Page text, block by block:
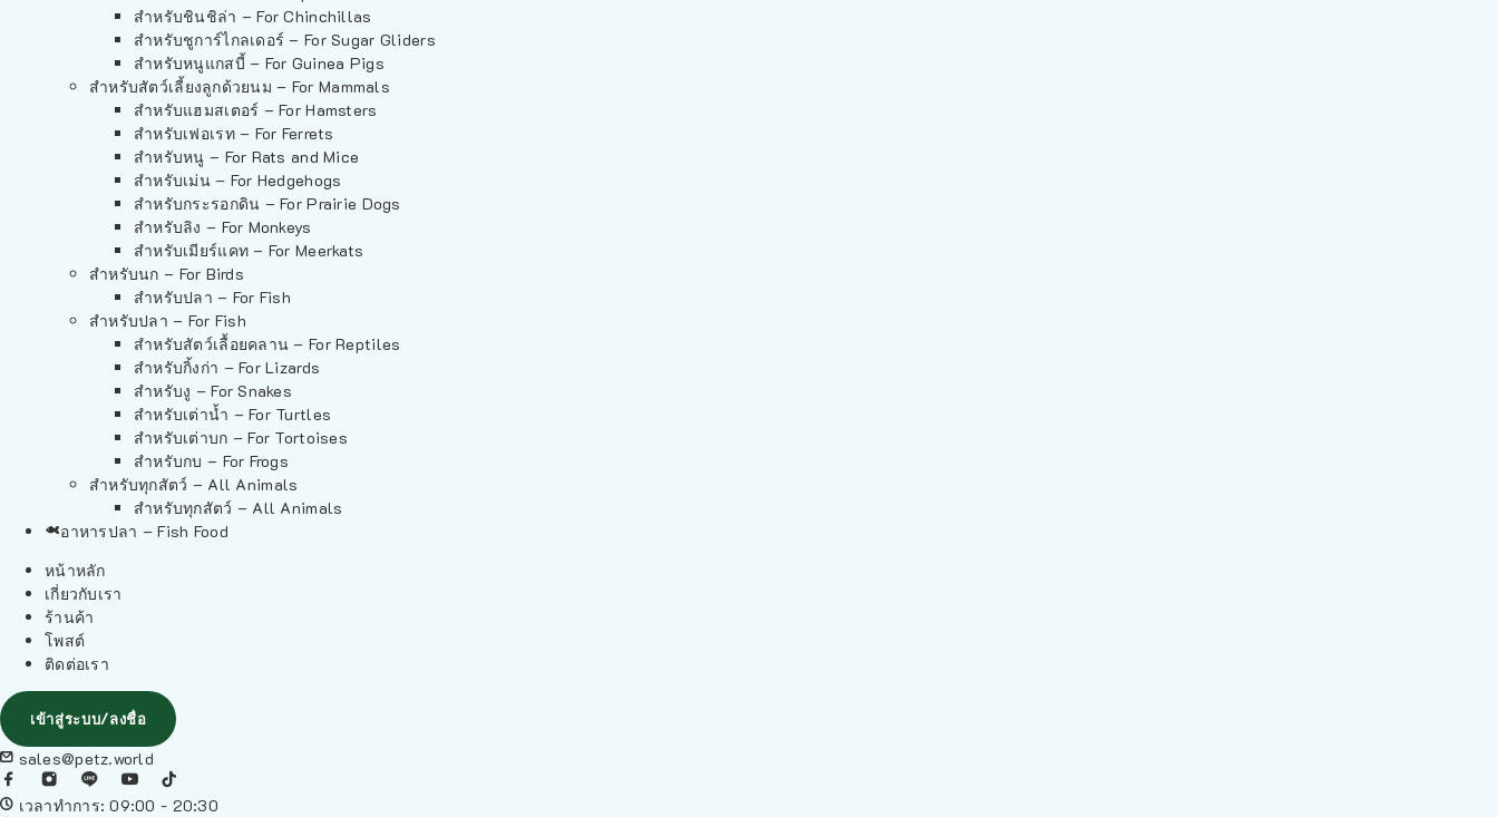
สำหรับชินชิล่า – For Chinchillas
สำหรับชูการ์ไกลเดอร์ – For Sugar Gliders
สำหรับหนูแกสบี้ – For Guinea Pigs
สำหรับสัตว์เลี้ยงลูกด้วยนม – For Mammals
สำหรับแฮมสเตอร์ – For Hamsters
สำหรับเฟอเรท – For Ferrets
สำหรับหนู – For Rats and Mice
สำหรับเม่น – For Hedgehogs
สำหรับกระรอกดิน – For Prairie Dogs
สำหรับลิง – For Monkeys
สำหรับเมียร์แคท – For Meerkats
สำหรับนก – For Birds
สำหรับปลา – For Fish
สำหรับปลา – For Fish
สำหรับสัตว์เลื้อยคลาน – For Reptiles
สำหรับกิ้งก่า – For Lizards
สำหรับงู – For Snakes
สำหรับเต่าน้ำ – For Turtles
สำหรับเต่าบก – For Tortoises
สำหรับกบ – For Frogs
สำหรับทุกสัตว์ – All Animals
สำหรับทุกสัตว์ – All Animals
อาหารปลา – Fish Food
หน้าหลัก
เกี่ยวกับเรา
ร้านค้า
โพสต์
ติดต่อเรา
เข้าสู่ระบบ/ลงชื่อ
sales@petz.world
เวลาทำการ: 09:00 - 20:30